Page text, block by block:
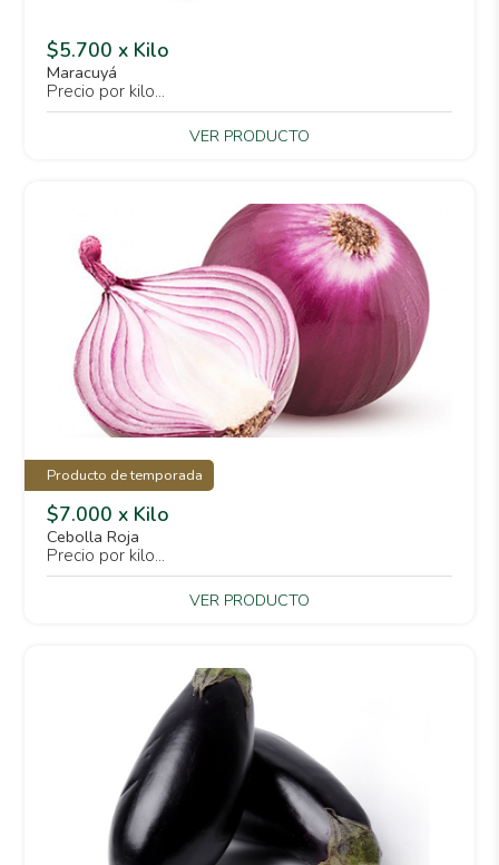
$5.700 x Kilo
Maracuyá
Precio por kilo...
VER PRODUCTO
Producto de temporada
$7.000 x Kilo
Cebolla Roja
Precio por kilo...
VER PRODUCTO